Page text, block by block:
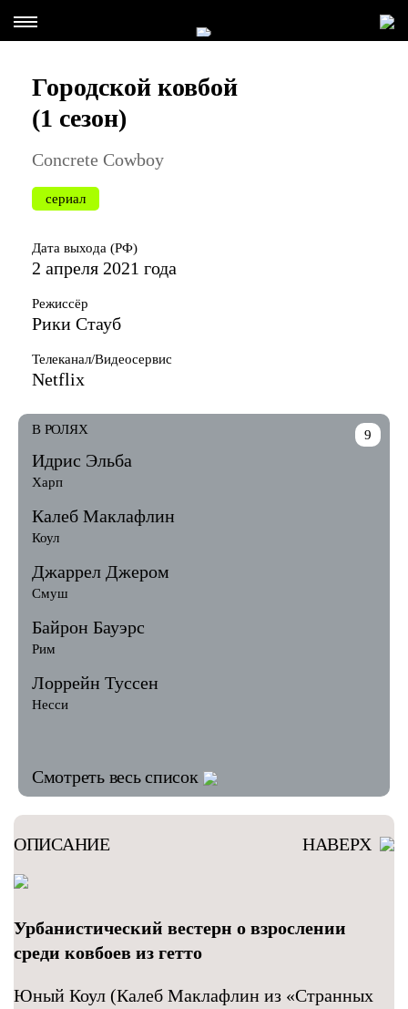
Городской ковбой
(1 сезон)
Concrete Cowboy
сериал
Дата выхода (РФ)
2 апреля 2021 года
Режиссёр
Рики Стауб
Телеканал/Видеосервис
Netflix
9
В РОЛЯХ
Идрис Эльба
Харп
Калеб Маклафлин
Коул
Джаррел Джером
Смуш
Байрон Бауэрс
Рим
Лоррейн Туссен
Несси
Смотреть весь список
ОПИСАНИЕ НАВЕРХ
Урбанистический вестерн о взрослении
среди ковбоев из гетто
Юный Коул (Калеб Маклафлин из «Странных